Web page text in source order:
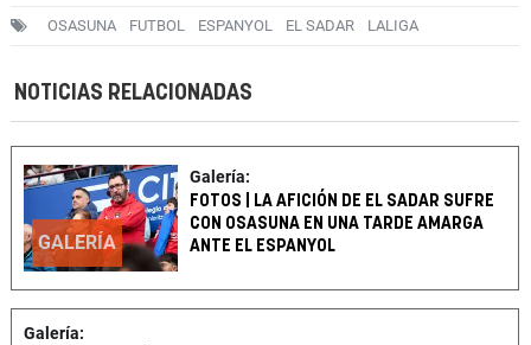
OSASUNA FUTBOL ESPANYOL EL SADAR LALIGA
NOTICIAS RELACIONADAS
GALERÍA
Galería:
FOTOS | LA AFICIÓN DE EL SADAR SUFRE
CON OSASUNA EN UNA TARDE AMARGA
ANTE EL ESPANYOL
Galería: